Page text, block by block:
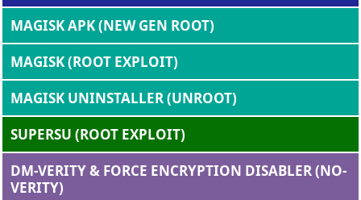
MAGISK APK (NEW GEN ROOT)
MAGISK (ROOT EXPLOIT)
MAGISK UNINSTALLER (UNROOT)
SUPERSU (ROOT EXPLOIT)
DM-VERITY & FORCE ENCRYPTION DISABLER (NO-
VERITY)